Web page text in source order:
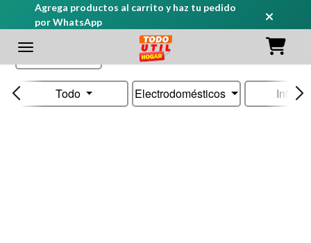
Agrega productos al carrito y haz tu pedido
por WhatsApp
Ordenar
Todo Electrodomésticos